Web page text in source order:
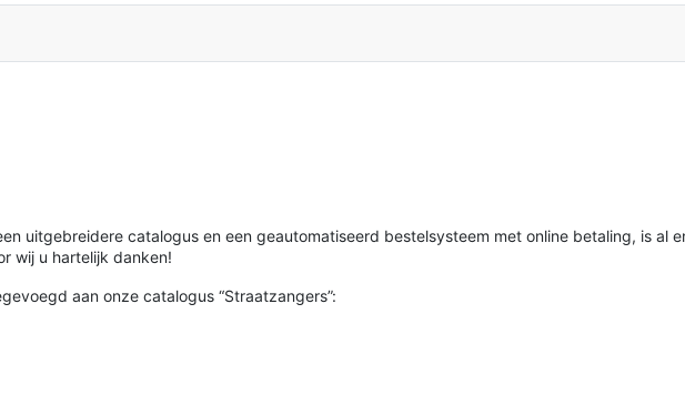
uitgebreidere catalogus en een geautomatiseerd bestelsysteem met online betaling, is al
wij u hartelijk danken!
aan onze catalogus “Straatzangers”: